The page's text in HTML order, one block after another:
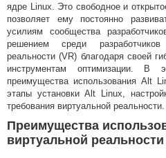
ядре Linux. Это свободное и
позволяет ему постоянно
усилиям сообщества
решением среди
реальности (VR) благодаря своей
инструментам оптимизации. В
преимущества использования Alt
этапы установки Alt Linux,
требования виртуальной реальности.
Преимущества
виртуальной реальности